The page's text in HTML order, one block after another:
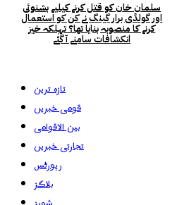
سلمان خان کو قتل کرنے کیلیے بشنوئی
اور گولڈی برار گینگ نے کن کو استعمال
کرنے کا منصوبہ بنایا تھا؟ تہلکہ خیز
انکشافات سامنے آ گئے
تازہ ترین
قومی خبریں
بین الاقوامی
تجارتی خبریں
رپورٹس
بلاگز